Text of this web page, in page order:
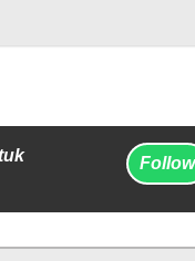
Follow